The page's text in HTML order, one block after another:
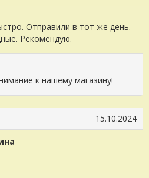
Отправили в тот же день.
Рекомендую.
к нашему магазину!
15.10.2024